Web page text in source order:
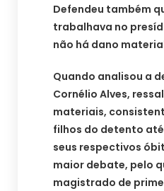
Defendeu também
trabalhava no
não há dano
Quando analisou a
Cornélio Alves,
materiais,
filhos do detento
seus respectivos
maior debate, pelo
magistrado de